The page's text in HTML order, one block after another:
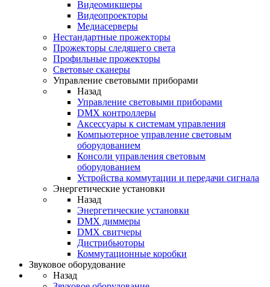
Видеомикшеры
Видеопроекторы
Медиасерверы
Нестандартные прожекторы
Прожекторы следящего света
Профильные прожекторы
Световые сканеры
Управление световыми приборами
Назад
Управление световыми приборами
DMX контроллеры
Аксессуары к системам управления
Компьютерное управление световым
оборудованием
Консоли управления световым
оборудованием
Устройства коммутации и передачи сигнала
Энергетические установки
Назад
Энергетические установки
DMX диммеры
DMX свитчеры
Дистрибьюторы
Коммутационные коробки
Звуковое оборудование
Назад